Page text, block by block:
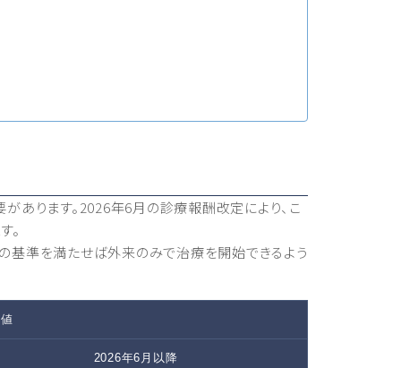
あります。2026年6月の診療報酬改定により、こ
。
基準を満たせば外来のみで治療を開始できるよう
2026年6月以降